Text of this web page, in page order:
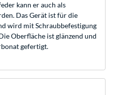
kann er auch als
Das Gerät ist für die
wird mit Schraubbefestigung
Oberfläche ist glänzend und
gefertigt.